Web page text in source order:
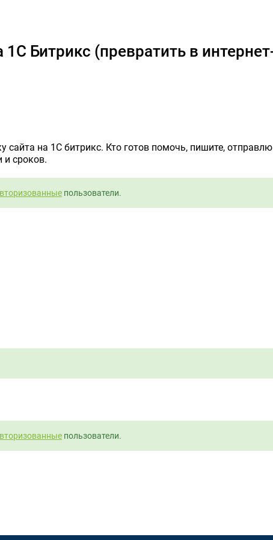
сайта на 1С битрикс. Кто готов помочь, пишите, отправлю
и сроков.
пользователи.
пользователи.